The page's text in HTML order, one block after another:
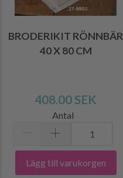
BRODERIKIT RÖNNBÄR
40 X 80 CM
408.00 SEK
Antal
Lägg till varukorgen